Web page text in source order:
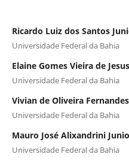
Ricardo Luiz dos Santos
Universidade Federal da Bahia
Elaine Gomes Vieira de Jesus
Universidade Federal da Bahia
Vivian de Oliveira Fernandes
Universidade Federal da Bahia
Mauro José Alixandrini
Universidade Federal da Bahia